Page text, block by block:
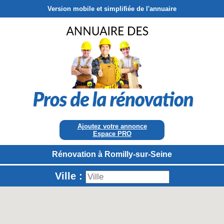
Version mobile et simplifiée de l'annuaire
Ajoutez votre annonce
Espace PRO
Rénovation à Romilly-sur-Seine
Ville :